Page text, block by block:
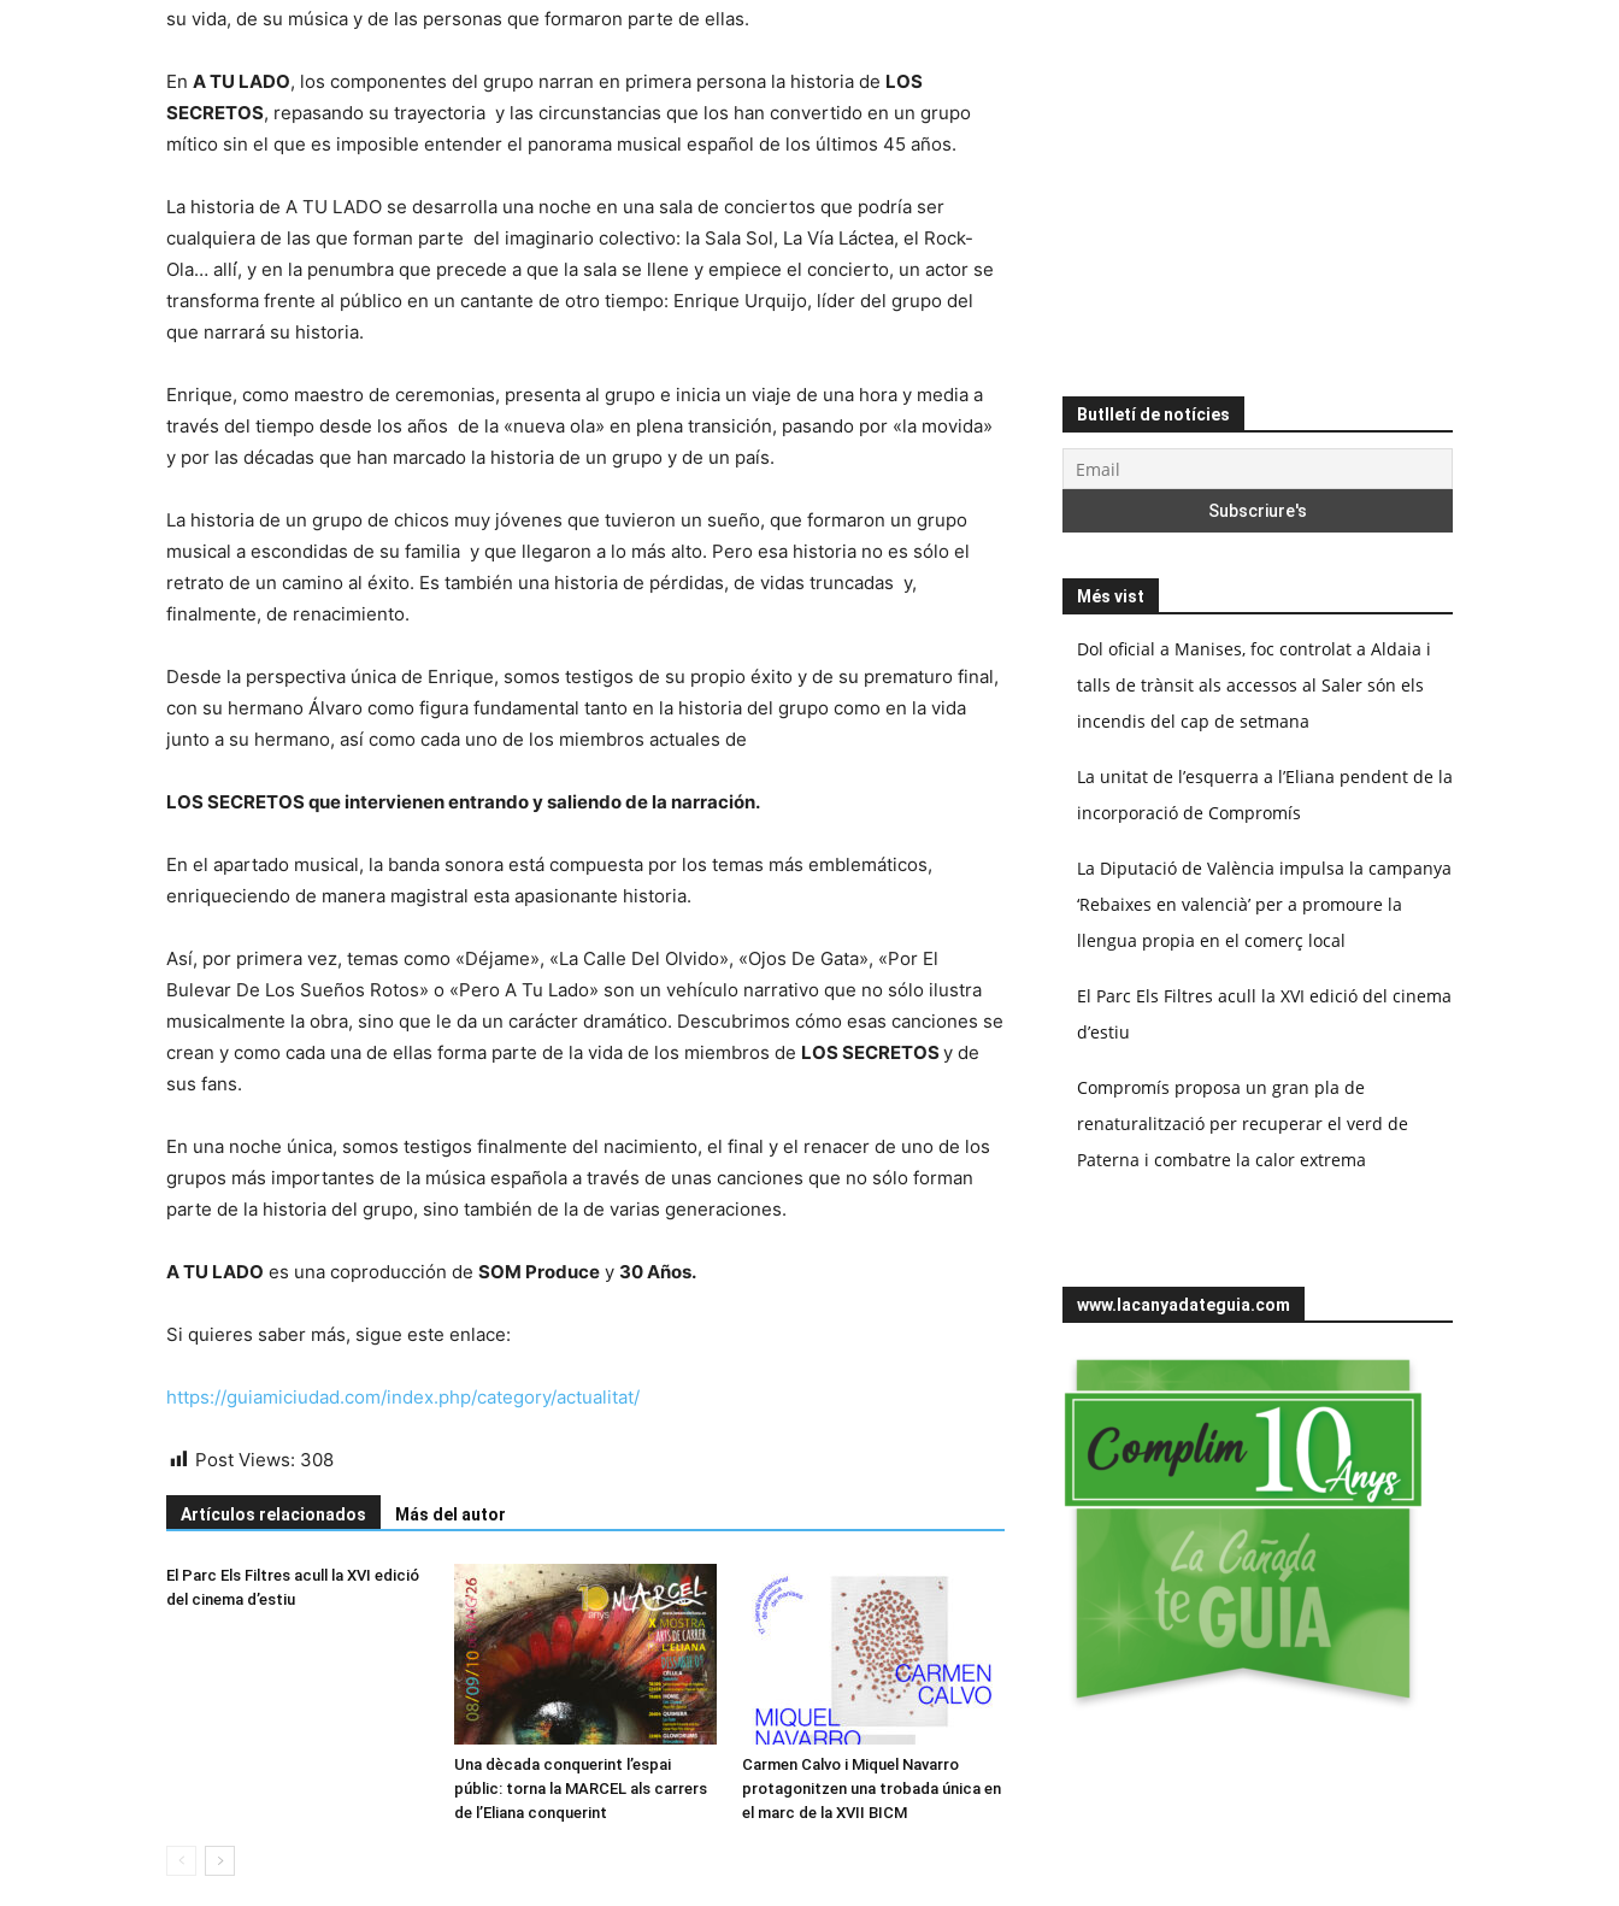
su vida, de su música y de las personas que formaron parte de ellas.
En A TU LADO, los componentes del grupo narran en primera persona la historia de LOS
SECRETOS, repasando su trayectoria y las circunstancias que los han convertido en un grupo
mítico sin el que es imposible entender el panorama musical español de los últimos 45 años.
La historia de A TU LADO se desarrolla una noche en una sala de conciertos que podría ser
cualquiera de las que forman parte del imaginario colectivo: la Sala Sol, La Vía Láctea, el Rock-
Ola… allí́, y en la penumbra que precede a que la sala se llene y empiece el concierto, un actor se
transforma frente al público en un cantante de otro tiempo: Enrique Urquijo, líder del grupo del
que narrará su historia.
Enrique, como maestro de ceremonias, presenta al grupo e inicia un viaje de una hora y media a
través del tiempo desde los años de la «nueva ola» en plena transición, pasando por «la movida»
y por las décadas que han marcado la historia de un grupo y de un país.
La historia de un grupo de chicos muy jóvenes que tuvieron un sueño, que formaron un grupo
musical a escondidas de su familia y que llegaron a lo más alto. Pero esa historia no es sólo el
retrato de un camino al éxito. Es también una historia de pérdidas, de vidas truncadas y,
finalmente, de renacimiento.
Desde la perspectiva única de Enrique, somos testigos de su propio éxito y de su prematuro final,
con su hermano Álvaro como figura fundamental tanto en la historia del grupo como en la vida
junto a su hermano, así como cada uno de los miembros actuales de
LOS SECRETOS que intervienen entrando y saliendo de la narración.
En el apartado musical, la banda sonora está compuesta por los temas más emblemáticos,
enriqueciendo de manera magistral esta apasionante historia.
Así, por primera vez, temas como «Déjame», «La Calle Del Olvido», «Ojos De Gata», «Por El
Bulevar De Los Sueños Rotos» o «Pero A Tu Lado» son un vehículo narrativo que no sólo ilustra
musicalmente la obra, sino que le da un carácter dramático. Descubrimos cómo esas canciones se
crean y como cada una de ellas forma parte de la vida de los miembros de LOS SECRETOSy de
sus fans.
En una noche única, somos testigos finalmente del nacimiento, el final y el renacer de uno de los
grupos más importantes de la música española a través de unas canciones que no sólo forman
parte de la historia del grupo, sino también de la de varias generaciones.
A TU LADO es una coproducción de SOM Produce y 30 Años.
Si quieres saber más, sigue este enlace:
https://guiamiciudad.com/index.php/category/actualitat/
Post Views: 308
Artículos relacionados Más del autor
El Parc Els Filtres acull la XVI edició
del cinema d’estiu
Una dècada conquerint l’espai
públic: torna la MARCEL als carrers
de l’Eliana conquerint
Carmen Calvo i Miquel Navarro
protagonitzen una trobada única en
el marc de la XVII BICM
Butlletí de notícies
Més vist
Dol oficial a Manises, foc controlat a Aldaia i
talls de trànsit als accessos al Saler són els
incendis del cap de setmana
La unitat de l’esquerra a l’Eliana pendent de la
incorporació de Compromís
La Diputació de València impulsa la campanya
‘Rebaixes en valencià’ per a promoure la
llengua propia en el comerç local
El Parc Els Filtres acull la XVI edició del cinema
d’estiu
Compromís proposa un gran pla de
renaturalització per recuperar el verd de
Paterna i combatre la calor extrema
www.lacanyadateguia.com